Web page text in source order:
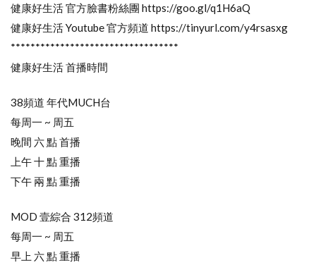
健康好生活 官方臉書粉絲團 https://goo.gl/q1H6aQ
健康好生活 Youtube 官方頻道 https://tinyurl.com/y4rsasxg
**********************************
健康好生活 首播時間
38頻道 年代MUCH台
每周一 ~ 周五
晚間 六 點 首播
上午 十 點 重播
下午 兩 點 重播
MOD 壹綜合 312頻道
每周一 ~ 周五
早上 六 點 重播